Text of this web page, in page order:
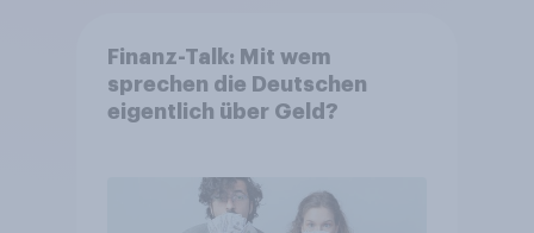
Finanz-Talk: Mit wem
sprechen die Deutschen
eigentlich über Geld?